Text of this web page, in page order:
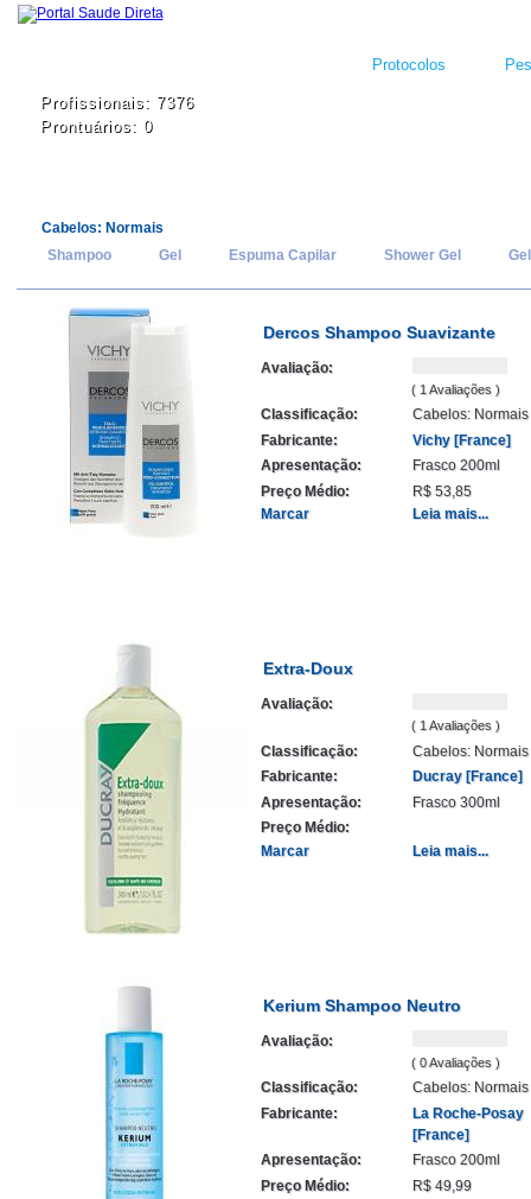
Protocolos
Profissionais: 7376
Prontuários: 0
Cabelos: Normais
Shampoo
Gel Espuma Capilar Shower Gel
Dercos Shampoo Suavizante
Avaliação:
( 1 Avaliações )
Classificação:
Cabelos: Normais
Fabricante:
Vichy [France]
Apresentação:
Frasco 200ml
Preço Médio:
R$ 53,85
Marcar
Leia mais...
Extra-Doux
Avaliação:
( 1 Avaliações )
Classificação:
Cabelos: Normais
Fabricante:
Ducray [France]
Apresentação:
Frasco 300ml
Preço Médio:
Marcar
Leia mais...
Kerium Shampoo Neutro
Avaliação:
( 0 Avaliações )
Classificação:
Cabelos: Normais
Fabricante:
La Roche-Posay
[France]
Apresentação:
Frasco 200ml
Preço Médio:
R$ 49,99